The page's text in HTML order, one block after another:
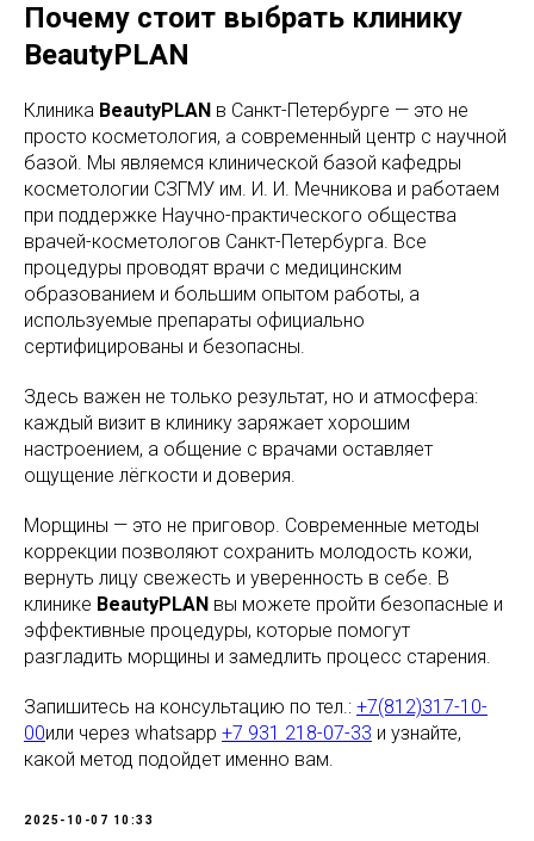
Почему стоит выбрать клинику
BeautyPLAN
Клиника BeautyPLAN в Санкт-Петербурге — это не
просто косметология, а современный центр с научной
базой. Мы являемся клинической базой кафедры
косметологии СЗГМУ им. И. И. Мечникова и работаем
при поддержке Научно-практического общества
врачей-косметологов Санкт-Петербурга. Все
процедуры проводят врачи с медицинским
образованием и большим опытом работы, а
используемые препараты официально
сертифицированы и безопасны.
Здесь важен не только результат, но и атмосфера:
каждый визит в клинику заряжает хорошим
настроением, а общение с врачами оставляет
ощущение лёгкости и доверия.
Морщины — это не приговор. Современные методы
коррекции позволяют сохранить молодость кожи,
вернуть лицу свежесть и уверенность в себе. В
клинике BeautyPLAN вы можете пройти безопасные и
эффективные процедуры, которые помогут
разгладить морщины и замедлить процесс старения.
Запишитесь на консультацию по тел.: +7(812)317-10-
00или через whatsapp +7 931 218-07-33 и узнайте,
какой метод подойдет именно вам.
2025-10-07 10:33